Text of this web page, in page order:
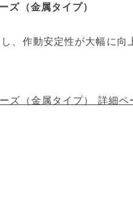
ズ（金属タイプ）
、作動安定性が大幅に向
ズ（金属タイプ） 詳細ペ